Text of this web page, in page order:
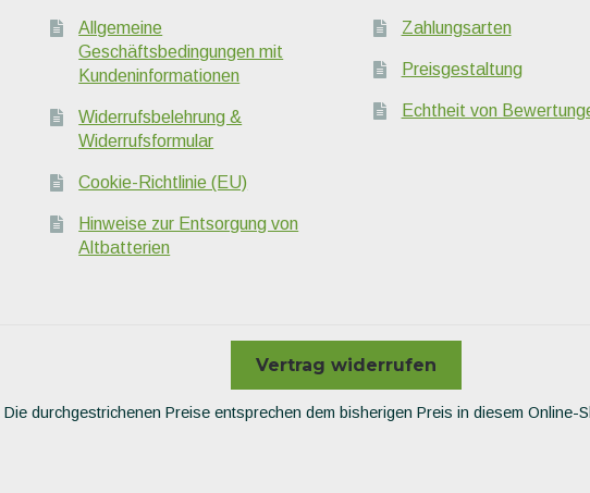
Allgemeine
Geschäftsbedingungen mit
Kundeninformationen
Widerrufsbelehrung &
Widerrufsformular
Cookie-Richtlinie (EU)
Hinweise zur Entsorgung von
Altbatterien
Zahlungsarten
Preisgestaltung
Echtheit von
Vertrag widerrufen
Die durchgestrichenen Preise entsprechen dem bisherigen Preis in diesem Online-